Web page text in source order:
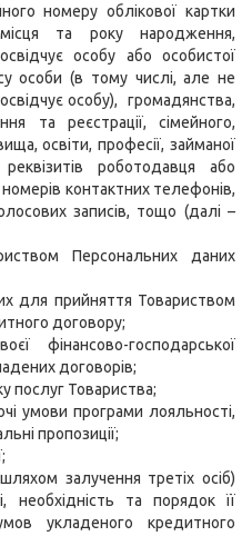
номеру облікової картки
та року народження,
особу або особистої
особи (в тому числі, але не
особу), громадянства,
та реєстрації, сімейного,
освіти, професії, займаної
роботодавця або
контактних телефонів,
записів, тощо (далі –
Персональних даних
для прийняття Товариством
договору;
фінансово-господарської
договорів;
послуг Товариства;
умови програми лояльності,
пропозиції;
залучення третіх осіб)
необхідність та порядок її
укладеного кредитного